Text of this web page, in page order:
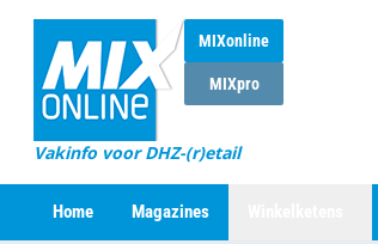
MIXonline
MIXpro
Vakinfo voor DHZ-(r)etail
Home Magazines